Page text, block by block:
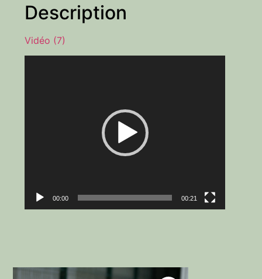
Description
Vidéo (7)
00:00 00:21